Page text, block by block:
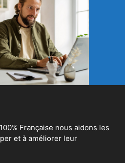
Française nous aidons les
et à améliorer leur